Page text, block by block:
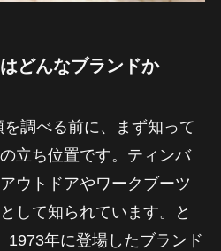
どんなブランドか
調べる前に、まず知って
立ち位置です。ティンバ
ウトドアやワークブーツ
して知られています。と
1973年に登場したブランド